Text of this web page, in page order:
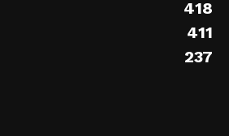
418
411
237